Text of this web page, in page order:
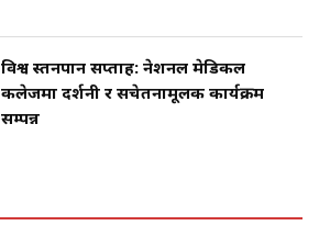
विश्व स्तनपान सप्ताह: नेशनल मेडिकल
कलेजमा प्रदर्शनी र सचेतनामूलक कार्यक्रम
सम्पन्न